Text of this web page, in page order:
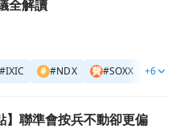
全解讀
#IXIC # #NDX 費#SOXX #美股
+6
動卻更偏鷹，降息預期被推
】聯準會按兵不動卻更偏